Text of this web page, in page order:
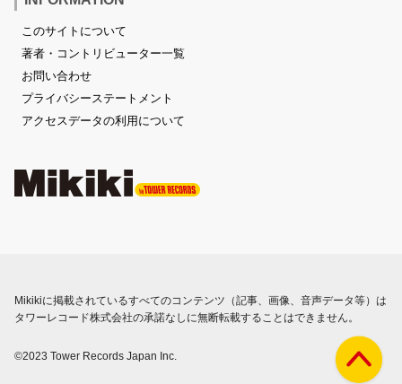
このサイトについて
著者・コントリビューター一覧
お問い合わせ
プライバシーステートメント
アクセスデータの利用について
Mikikiに掲載されているすべてのコンテンツ（記事、画像、音声データ等）は
タワーレコード株式会社の承諾なしに無断転載することはできません。
©2023 Tower Records Japan Inc.